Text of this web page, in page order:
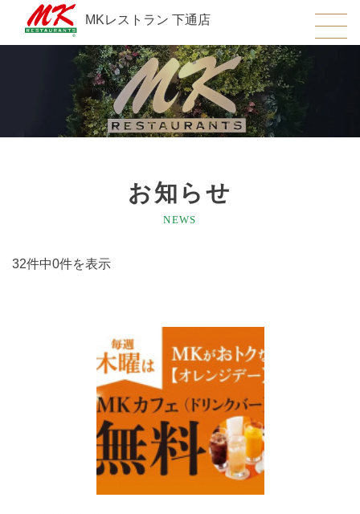
MKレストラン 下通店
お知らせ
NEWS
32件中0件を表示